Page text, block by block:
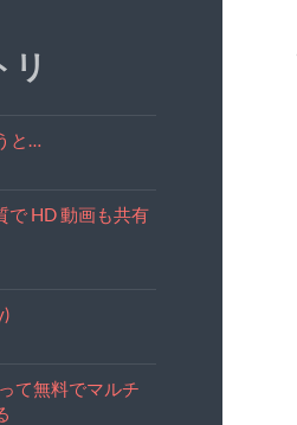
リ
と…
で HD 動画も共有
て無料でマルチ